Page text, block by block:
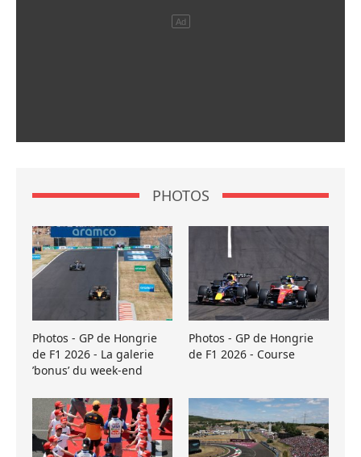
PHOTOS
Photos - GP de Hongrie
de F1 2026 - La galerie
’bonus’ du week-end
Photos - GP de Hongrie
de F1 2026 - Course